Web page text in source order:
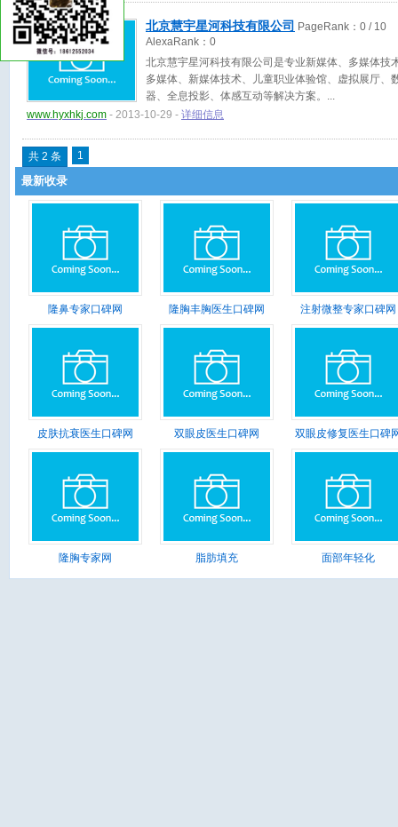
北京慧宇星河科技有限公司 PageRank： 0 / 10
AlexaRank： 0
北京慧宇星河科技有限公司是专业新媒体、多媒体技
多媒体、新媒体技术、儿童职业体验馆、虚拟展厅、
器、全息投影、体感互动等解决方案。
www.hyxhkj.com - 2013-10-29 - 详细信息
共 2 条 1
最新收录
隆鼻专家口碑网 隆胸丰胸医生口碑网 注射微整专家口碑网
皮肤抗衰医生口碑网 双眼皮医生口碑网 双眼皮修复医生口碑
隆胸专家网 脂肪填充 面部年轻化